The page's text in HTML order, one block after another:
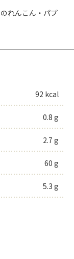
れんこん・パプ
92 kcal
0.8 g
2.7 g
60 g
5.3 g